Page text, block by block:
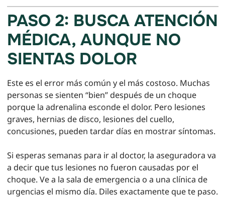
PASO 2: BUSCA ATENCIÓN
MÉDICA, AUNQUE NO
SIENTAS DOLOR
Este es el error más común y el más costoso. Muchas
personas se sienten “bien” después de un choque
porque la adrenalina esconde el dolor. Pero lesiones
graves, hernias de disco, lesiones del cuello,
concusiones, pueden tardar días en mostrar síntomas.
Si esperas semanas para ir al doctor, la aseguradora va
a decir que tus lesiones no fueron causadas por el
choque. Ve a la sala de emergencia o a una clínica de
urgencias el mismo día. Diles exactamente que te paso.